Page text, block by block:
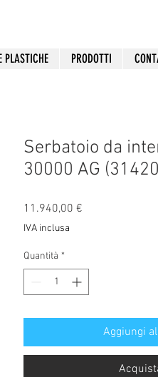
PLASTICHE PRODOTTI
Serbatoio da
30000 AG
11.940,00 €
IVA inclusa
Quantità *
Aggiungi